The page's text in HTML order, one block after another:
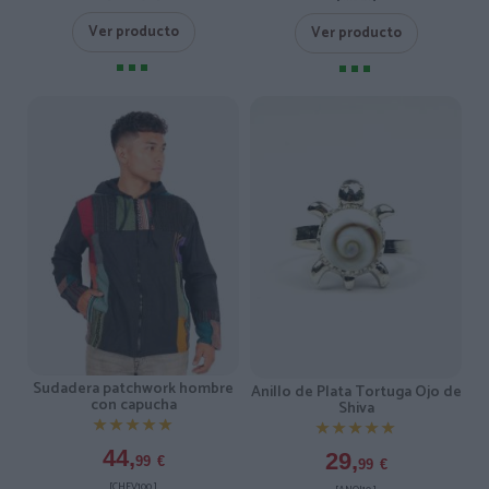
Ver producto Ver producto
Sudadera patchwork hombre
con capucha
★★★★★
★★★★★
44,99 €
Anillo de Plata Tortuga Ojo de
Shiva
★★★★★
★★★★★
29,99 €